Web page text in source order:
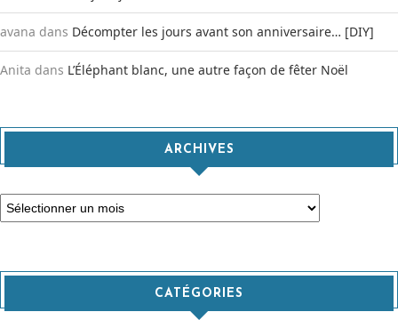
avana dans Décompter les jours avant son anniversaire… [DIY]
Anita dans L’Éléphant blanc, une autre façon de fêter Noël
ARCHIVES
Archives
CATÉGORIES